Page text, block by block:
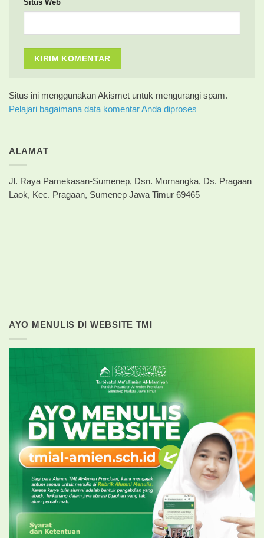
Situs Web
Situs ini menggunakan Akismet untuk mengurangi spam.
Pelajari bagaimana data komentar Anda diproses
ALAMAT
Jl. Raya Pamekasan-Sumenep, Dsn. Mornangka, Ds. Pragaan
Laok, Kec. Pragaan, Sumenep Jawa Timur 69465
AYO MENULIS DI WEBSITE TMI